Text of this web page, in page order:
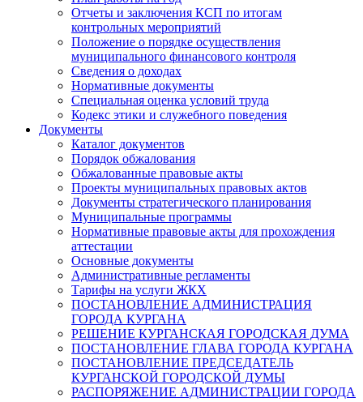
Отчеты и заключения КСП по итогам
контрольных мероприятий
Положение о порядке осуществления
муниципального финансового контроля
Сведения о доходах
Нормативные документы
Специальная оценка условий труда
Кодекс этики и служебного поведения
Документы
Каталог документов
Порядок обжалования
Обжалованные правовые акты
Проекты муниципальных правовых актов
Документы стратегического планирования
Муниципальные программы
Нормативные правовые акты для прохождения
аттестации
Основные документы
Административные регламенты
Тарифы на услуги ЖКХ
ПОСТАНОВЛЕНИЕ АДМИНИСТРАЦИЯ
ГОРОДА КУРГАНА
РЕШЕНИЕ КУРГАНСКАЯ ГОРОДСКАЯ ДУМА
ПОСТАНОВЛЕНИЕ ГЛАВА ГОРОДА КУРГАНА
ПОСТАНОВЛЕНИЕ ПРЕДСЕДАТЕЛЬ
КУРГАНСКОЙ ГОРОДСКОЙ ДУМЫ
РАСПОРЯЖЕНИЕ АДМИНИСТРАЦИИ ГОРОДА